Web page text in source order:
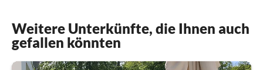
Weitere Unterkünfte, die Ihnen auch
gefallen könnten